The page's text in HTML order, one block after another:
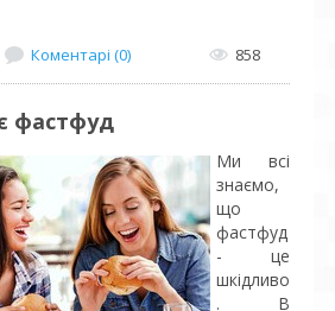
858
Коментарі (0)
фастфуд
Ми всі
знаємо,
що
фастфуд
- це
шкідливо
. В